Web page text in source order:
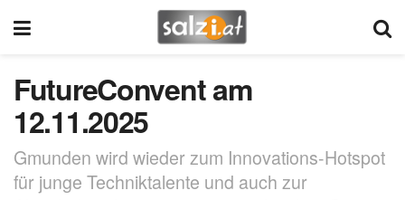
FutureConvent am
12.11.2025
Gmunden wird wieder zum Innovations-Hotspot
für junge Techniktalente und auch zur